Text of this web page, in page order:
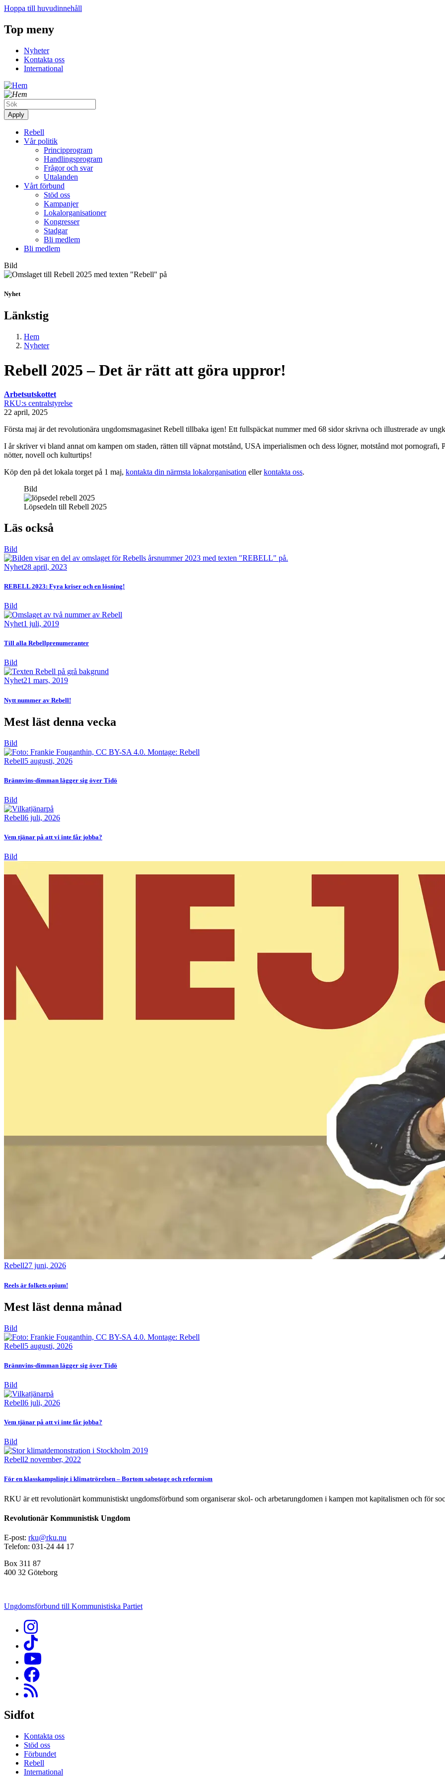
Hoppa till huvudinnehåll
Top meny
Nyheter
Kontakta oss
International
Rebell
Vår politik
Principprogram
Handlingsprogram
Frågor och svar
Uttalanden
Vårt förbund
Stöd oss
Kampanjer
Lokalorganisationer
Kongresser
Stadgar
Bli medlem
Bli medlem
Bild
Nyhet
Länkstig
Hem
Nyheter
Rebell 2025 – Det är rätt att göra uppror!
Arbetsutskottet
RKU:s centralstyrelse
22 april, 2025
Första maj är det revolutionära ungdomsmagasinet Rebell tillbaka igen! Ett fullspäckat nummer med 68 sidor skrivna och illustrerade av
I år skriver vi bland annat om kampen om staden, rätten till väpnat motstånd, USA imperialismen och dess lögner, motstånd mot
nötter, novell och kulturtips!
Köp den på det lokala torget på 1 maj, kontakta din närmsta lokalorganisation ellerkontakta oss.
Bild
Löpsedeln till Rebell 2025
Läs också
Bild
Nyhet28 april, 2023
REBELL 2023: Fyra kriser och en lösning!
Bild
Nyhet1 juli, 2019
Till alla Rebellprenumeranter
Bild
Nyhet21 mars, 2019
Nytt nummer av Rebell!
Mest läst denna vecka
Bild
Rebell5 augusti, 2026
Brännvins-dimman lägger sig över Tidö
Bild
Rebell6 juli, 2026
Vem tjänar på att vi inte får jobba?
Bild
Rebell27 juni, 2026
Reels är folkets opium!
Mest läst denna månad
Bild
Rebell5 augusti, 2026
Brännvins-dimman lägger sig över Tidö
Bild
Rebell6 juli, 2026
Vem tjänar på att vi inte får jobba?
Bild
Rebell2 november, 2022
För en klasskampslinje i klimatrörelsen – Bortom sabotage och reformism
RKU är ett revolutionärt kommunistiskt ungdomsförbund som organiserar skol- och arbetarungdomen i kampen mot kapitalismen och för
Revolutionär Kommunistisk Ungdom
E-post: rku@rku.nu
Telefon: 031-24 44 17
Box 311 87
400 32 Göteborg
Ungdomsförbund till Kommunistiska Partiet
Sidfot
Kontakta oss
Stöd oss
Förbundet
Rebell
International